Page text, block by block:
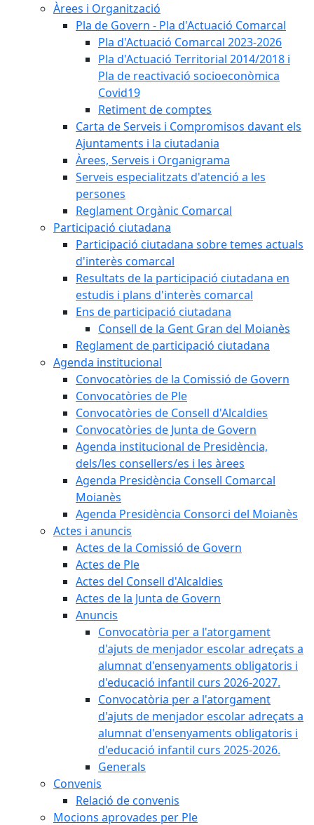
Àrees i Organització
Pla de Govern - Pla d'Actuació Comarcal
Pla d'Actuació Comarcal 2023-2026
Pla d'Actuació Territorial 2014/2018 i
Pla de reactivació socioeconòmica
Covid19
Retiment de comptes
Carta de Serveis i Compromisos davant els
Ajuntaments i la ciutadania
Àrees, Serveis i Organigrama
Serveis especialitzats d'atenció a les
persones
Reglament Orgànic Comarcal
Participació ciutadana
Participació ciutadana sobre temes actuals
d'interès comarcal
Resultats de la participació ciutadana en
estudis i plans d'interès comarcal
Ens de participació ciutadana
Consell de la Gent Gran del Moianès
Reglament de participació ciutadana
Agenda institucional
Convocatòries de la Comissió de Govern
Convocatòries de Ple
Convocatòries de Consell d'Alcaldies
Convocatòries de Junta de Govern
Agenda institucional de Presidència,
dels/les consellers/es i les àrees
Agenda Presidència Consell Comarcal
Moianès
Agenda Presidència Consorci del Moianès
Actes i anuncis
Actes de la Comissió de Govern
Actes de Ple
Actes del Consell d'Alcaldies
Actes de la Junta de Govern
Anuncis
Convocatòria per a l'atorgament
d'ajuts de menjador escolar adreçats a
alumnat d'ensenyaments obligatoris i
d'educació infantil curs 2026-2027.
Convocatòria per a l'atorgament
d'ajuts de menjador escolar adreçats a
alumnat d'ensenyaments obligatoris i
d'educació infantil curs 2025-2026.
Generals
Convenis
Relació de convenis
Mocions aprovades per Ple